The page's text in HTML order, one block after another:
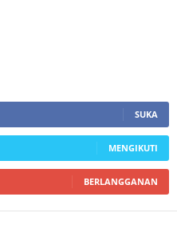
SUKA
MENGIKUTI
BERLANGGANAN